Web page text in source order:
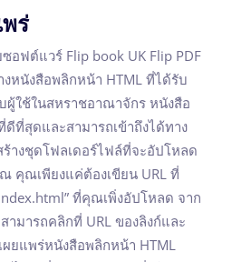
ร่
ฟต์แวร์ Flip book UK Flip PDF
งหนังสือพลิกหน้า HTML ที่ได้รับ
ใช้ในสหราชอาณาจักร หนังสือ
สุดและสามารถเข้าถึงได้ทาง
ร้างชุดโฟลเดอร์ไฟล์ที่จะอัปโหลด
คุณเพียงแค่ต้องเขียน URL ที่
ที่คุณเพิ่งอัปโหลด จาก
มารถคลิกที่ URL ของลิงก์และ
ยแพร่หนังสือพลิกหน้า HTML